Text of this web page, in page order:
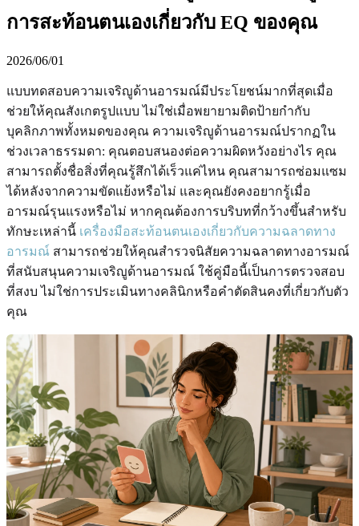
การสะท้อนตนเองเกี่ยวกับ EQ ของคุณ
2026/06/01
แบบทดสอบความเจริญูด้านอารมณ์มีประโยชน์มากที่สุดเมื่อ
ช่วยให้คุณสังเกตรูปแบบ ไม่ใช่เมื่อพยายามติดป้ายกำกับ
บุคลิกภาพทั้งหมดของคุณ ความเจริญูด้านอารมณ์ปรากฏใน
ช่วงเวลาธรรมดา: คุณตอบสนองต่อความผิดหวังอย่างไร คุณ
สามารถตั้งชื่อสิ่งที่คุณรู้สึกได้เร็วแค่ไหน คุณสามารถซ่อมแซม
ได้หลังจากความขัดแย้งหรือไม่ และคุณยังคงอยากรู้เมื่อ
อารมณ์รุนแรงหรือไม่ หากคุณต้องการบริบทที่กว้างขึ้นสำหรับ
ทักษะเหล่านี้ เครื่องมือสะท้อนตนเองเกี่ยวกับความฉลาดทาง
อารมณ์ สามารถช่วยให้คุณสำรวจนิสัยความฉลาดทางอารมณ์
ที่สนับสนุนความเจริญูด้านอารมณ์ ใช้คู่มือนี้เป็นการตรวจสอบ
ที่สงบ ไม่ใช่การประเมินทางคลินิกหรือคำตัดสินคงที่เกี่ยวกับตัว
คุณ